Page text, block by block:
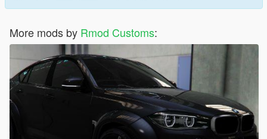
More mods by Rmod Customs: